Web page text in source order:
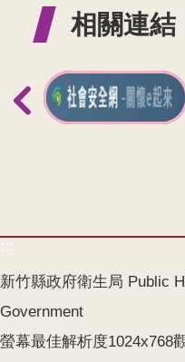
相關連結
:::
新竹縣政府衛生局 Public
Government
螢幕最佳解析度1024x768